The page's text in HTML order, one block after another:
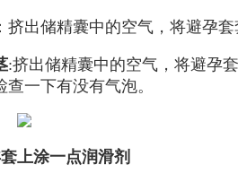
：挤出储精囊中的空气，将避孕
:挤出储精囊中的空气，将避孕
一下有没有气泡。
上涂一点润滑剂